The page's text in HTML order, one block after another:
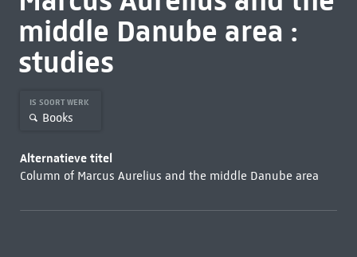
middle Danube area :
studies
IS SOORT WERK
Books
Alternatieve titel
Column of Marcus Aurelius and the middle Danube area